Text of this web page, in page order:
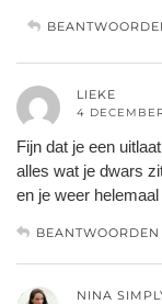
LIEKE
4
Fijn dat je een
alles wat je dwars
en je weer
BEANTWOORDEN
NINA